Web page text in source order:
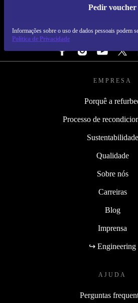
Pedir voucher
Informações sobre o uso de dados pessoais podem
Política de Privacidade
REFURBED PORTUGAL -
SEGUE-NOS
EMPRESA
Porquê a
Processo de
Sustentabilidade
Qualidade
Sobre nós
Carreiras
Blog
Imprensa
↪ Engineering
AJUDA
Perguntas